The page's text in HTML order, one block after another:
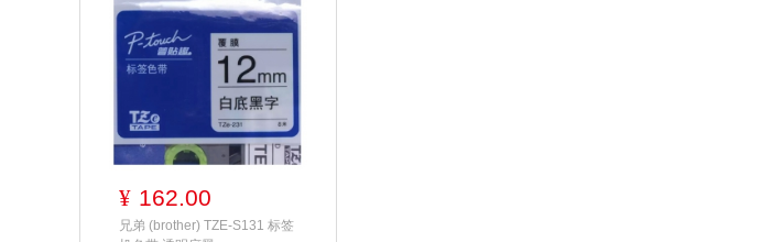
¥ 162.00
兄弟 (brother) TZE-S131 标签